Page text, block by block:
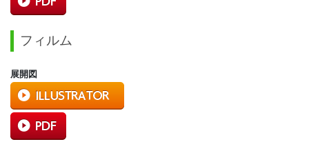
フィルム
展開図